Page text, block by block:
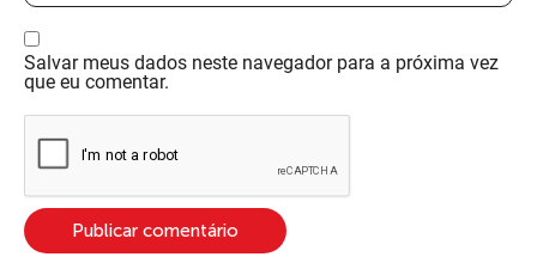
Salvar meus dados neste navegador para a próxima vez
que eu comentar.